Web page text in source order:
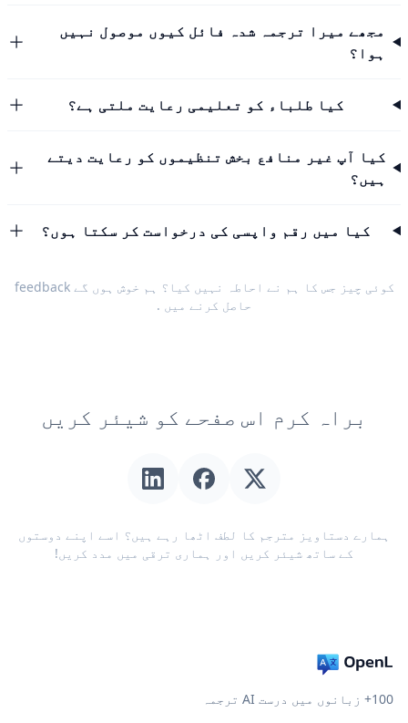
مجھے میرا ترجمہ شدہ فائل کیوں موصول نہیں
ہوا؟
کیا طلباء کو تعلیمی رعایت ملتی ہے؟
کیا آپ غیر منافع بخش تنظیموں کو رعایت دیتے
ہیں؟
کیا میں رقم واپسی کی درخواست کر سکتا ہوں؟
کوئی چیز جس کا ہم نے احاطہ نہیں کیا؟ ہم خوش ہوں گےfeedback
حاصل کرنے میں .
براہ کرم اس صفحے کو شیئر کریں
ہمارے دستاویز مترجم کا لطف اٹھا رہے ہیں؟ اسے اپنے دوستوں
کے ساتھ شیئر کریں اور ہماری ترقی میں مدد کریں!
100+ زبانوں میں درست AI ترجمہ